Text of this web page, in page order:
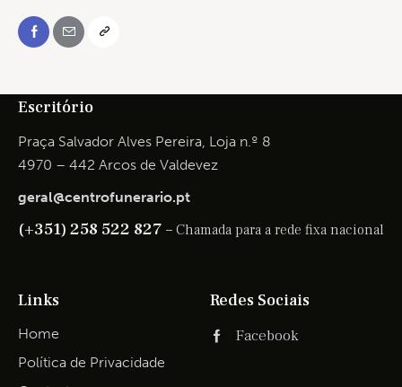
Escritório
Praça Salvador Alves Pereira, Loja n.º 8
4970 – 442 Arcos de Valdevez
geral@centrofunerario.pt
(+351) 258 522 827 – Chamada para a rede fixa nacional
Links
Home
Política de Privacidade
Redes Sociais
Facebook